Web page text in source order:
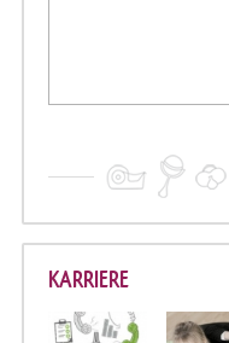
KARRIERE